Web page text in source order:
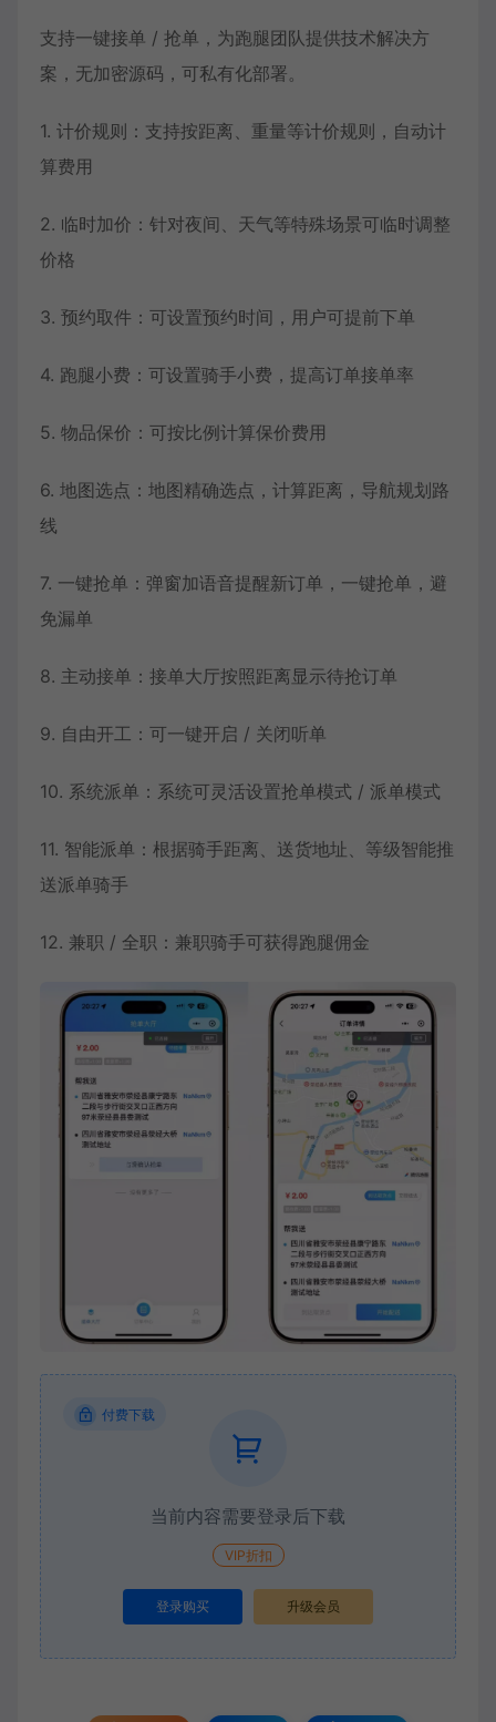
支持一键接单 / 抢单，为跑腿团队提供技术解决方
案，无加密源码，可私有化部署。
1. 计价规则：支持按距离、重量等计价规则，自动计
算费用
2. 临时加价：针对夜间、天气等特殊场景可临时调整
价格
3. 预约取件：可设置预约时间，用户可提前下单
4. 跑腿小费：可设置骑手小费，提高订单接单率
5. 物品保价：可按比例计算保价费用
6. 地图选点：地图精确选点，计算距离，导航规划路
线
7. 一键抢单：弹窗加语音提醒新订单，一键抢单，避
免漏单
8. 主动接单：接单大厅按照距离显示待抢订单
9. 自由开工：可一键开启 / 关闭听单
10. 系统派单：系统可灵活设置抢单模式 / 派单模式
11. 智能派单：根据骑手距离、送货地址、等级智能推
送派单骑手
12. 兼职 / 全职：兼职骑手可获得跑腿佣金
付费下载
当前内容需要登录后下载
VIP折扣
登录购买 升级会员